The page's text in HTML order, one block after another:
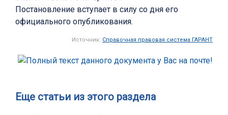
Постановление вступает в силу со дня его
официального опубликования.
Источник: Справочная правовая система ГАРАНТ
Еще статьи из этого раздела